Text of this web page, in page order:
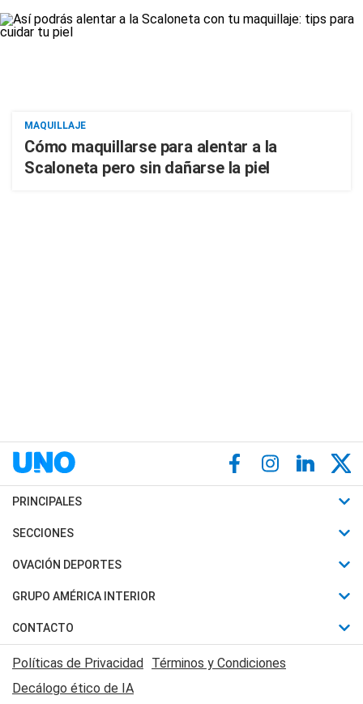
MAQUILLAJE
Cómo maquillarse para alentar a la
Scaloneta pero sin dañarse la piel
PRINCIPALES
Últimas Noticias
Política
Judiciales
Economia
SECCIONES
Horóscopo
Motores
Trucos caseros
Series y Películas
Edictos y Solicitadas
OVACIÓN DEPORTES
Fútbol
Mundial
Automovilismo
Rugby
GRUPO AMÉRICA INTERIOR
Canal 7 en Vivo
CONTACTO
Acerca de Nosotros
Contactanos
Políticas de Privacidad Términos y Condiciones
Decálogo ético de IA